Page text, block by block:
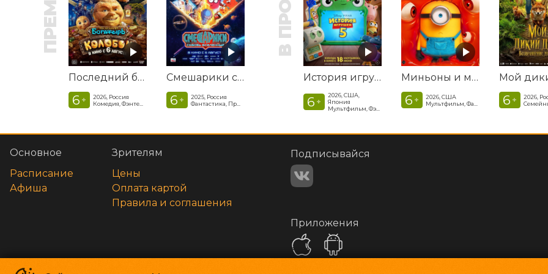
Последний богатырь. Колобок
6 +
2026, Россия
Смешарики сквозь вселенные
6 +
2025, Россия
История игрушек 5
6 +
2026, США,
Япония
Мультфильм, Фэнтези, Драма, Комедия, Приключения, Семейный
Миньоны и монстры
6 +
2026, США
6 +
2026,
Основное
Расписание
Афиша
Зрителям
Цены
Оплата картой
Правила и соглашения
Подписывайся
Приложения